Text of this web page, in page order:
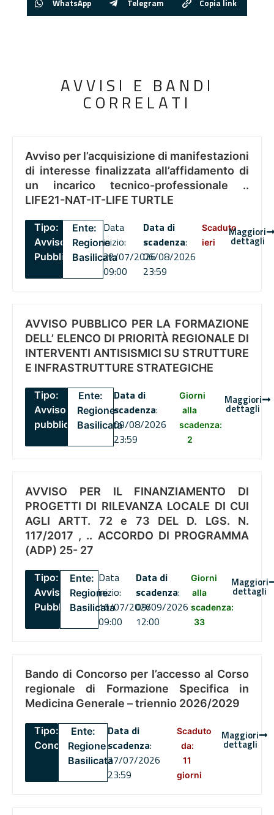
WhatsApp Telegram Copia link
AVVISI E BANDI
CORRELATI
Avviso per l’acquisizione di manifestazioni
di interesse finalizzata all’affidamento di
un incarico tecnico-professionale ..
LIFE21-NAT-IT-LIFE TURTLE
Tipo:
Avviso
Pubblico
Ente:
Regione
Basilicata
Data
inizio:
22/07/2026
09:00
Data di
scadenza:
06/08/2026
23:59
Scaduto
ieri
Maggiori
dettagli
AVVISO PUBBLICO PER LA FORMAZIONE
DELL’ ELENCO DI PRIORITÀ REGIONALE DI
INTERVENTI ANTISISMICI SU STRUTTURE
E INFRASTRUTTURE STRATEGICHE
Tipo:
Avviso
pubblico
Ente:
Regione
Basilicata
Data di
scadenza:
09/08/2026
23:59
Giorni
alla
scadenza:
2
Maggiori
dettagli
AVVISO PER IL FINANZIAMENTO DI
PROGETTI DI RILEVANZA LOCALE DI CUI
AGLI ARTT. 72 e 73 DEL D. LGS. N.
117/2017 , .. ACCORDO DI PROGRAMMA
(ADP) 25- 27
Tipo:
Avviso
Pubblico
Ente:
Regione
Basilicata
Data
inizio:
16/07/2026
09:00
Data di
scadenza:
09/09/2026
12:00
Giorni
alla
scadenza:
33
Maggiori
dettagli
Bando di Concorso per l’accesso al Corso
regionale di Formazione Specifica in
Medicina Generale – triennio 2026/2029
Tipo:
Concorsi
Ente:
Regione
Basilicata
Data di
scadenza:
27/07/2026
23:59
Scaduto
da:
11
giorni
Maggiori
dettagli